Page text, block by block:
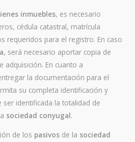
inmuebles, es necesario
cédula catastral, matrícula
requeridos para el registro. En caso
, será necesario aportar copia de
adquisición. En cuanto a
la documentación para el
su completa identificación y
identificada la totalidad de
sociedad conyugal.
de los pasivos de la sociedad